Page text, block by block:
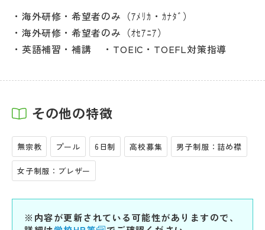
海外研修・希望者のみ（ｱﾒﾘｶ・ｶﾅﾀﾞ）
海外研修・希望者のみ（ｵｾｱﾆｱ）
英語補習・補講
TOEIC・TOEFL対策指導
その他の特徴
無宗教 プール 6日制 高校募集 男子制服：詰め襟
女子制服：ブレザー
※内容が更新されている可能性がありますので、